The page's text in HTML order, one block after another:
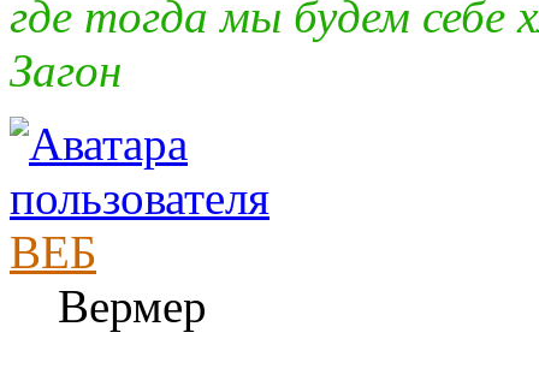
где тогда мы будем себе
Загон
ВЕБ
Вермер